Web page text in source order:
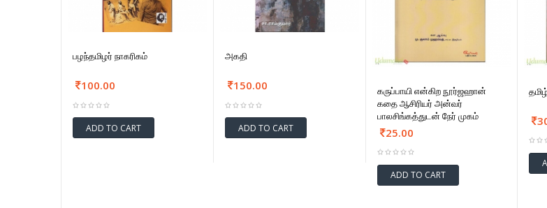
பழந்தமிழர் நாகரிகம்
100.00
ADD TO CART
அகதி
150.00
ADD TO CART
கருப்பாயி என்கிற நூர்ஜஹான்
கதை ஆசிரியர் அன்வர்
பாலசிங்கத்துடன் நேர் முகம்
25.00
ADD TO CART